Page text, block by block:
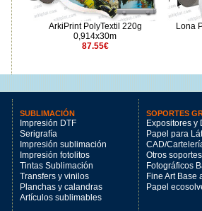
ArkiPrint PolyTextil 220g
0,914x30m
87.55€
Lona
SUBLIMACIÓN
Impresión DTF
Serigrafía
Impresión sublimación
Impresión fotolitos
Tintas Sublimación
Transfers y vinilos
Planchas y calandras
Artículos sublimables
SOPORTES
Expositores y
Papel para
CAD/
Otros soportes
Fotográficos
Fine Art Base
Papel